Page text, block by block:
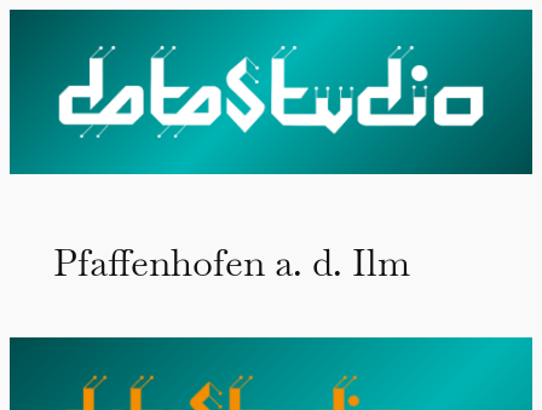
inhoud
Pfaffenhofen a. d. Ilm